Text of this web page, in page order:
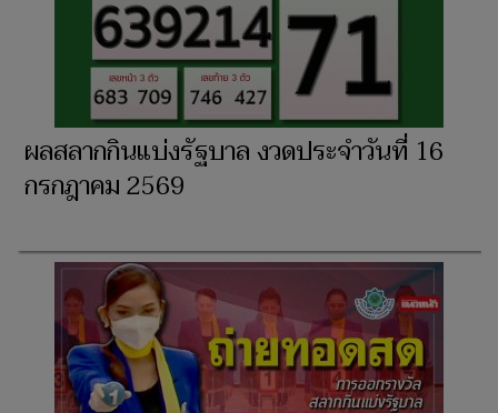
ผลสลากกินแบ่งรัฐบาล งวดประจำวันที่ 16
กรกฎาคม 2569